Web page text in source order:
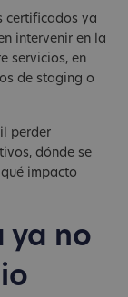
certificados ya
intervenir en la
servicios, en
de staging o
perder
dónde se
impacto
ya no